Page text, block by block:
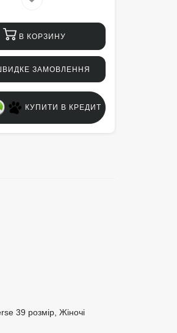
В КОРЗИНУ
ЗАМОВЛЕННЯ
КУПИТИ В КРЕДИТ
39 розмір Жіночі